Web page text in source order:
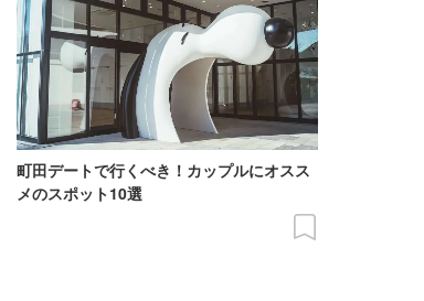
町田デートで行くべき！カップルにオスス
メのスポット10選